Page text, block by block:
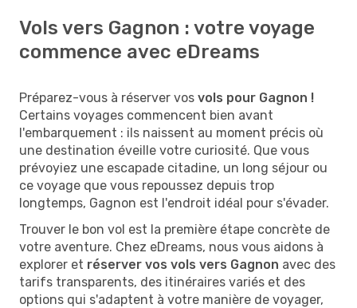
Vols vers Gagnon : votre voyage
commence avec eDreams
Préparez-vous à réserver vos vols pour Gagnon !
Certains voyages commencent bien avant
l'embarquement : ils naissent au moment précis où
une destination éveille votre curiosité. Que vous
prévoyiez une escapade citadine, un long séjour ou
ce voyage que vous repoussez depuis trop
longtemps, Gagnon est l'endroit idéal pour s'évader.
Trouver le bon vol est la première étape concrète de
votre aventure. Chez eDreams, nous vous aidons à
explorer et réserver vos vols vers Gagnon avec des
tarifs transparents, des itinéraires variés et des
options qui s'adaptent à votre manière de voyager,